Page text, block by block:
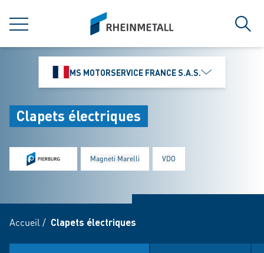
MENU
siteLogo
MS MOTORSERVICE FRANCE S.A.S.
Clapets électriques
Magneti Marelli VDO
Accueil / Clapets électriques